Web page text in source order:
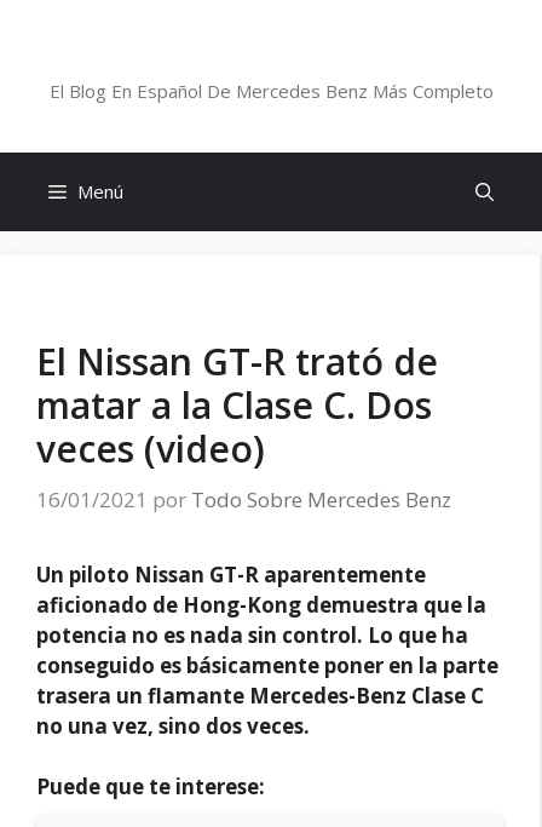
El Blog En Español De Mercedes Benz Más Completo
Menú
El Nissan GT-R trató de
matar a la Clase C. Dos
veces (video)
16/01/2021 por Todo Sobre Mercedes Benz
Un piloto Nissan GT-R aparentemente
aficionado de Hong-Kong demuestra que la
potencia no es nada sin control. Lo que ha
conseguido es básicamente poner en la parte
trasera un flamante Mercedes-Benz Clase C
no una vez, sino dos veces.
Puede que te interese: